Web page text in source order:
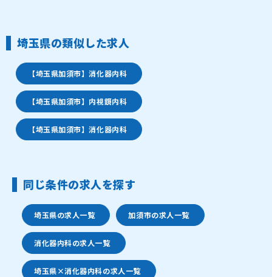
埼玉県の類似した求人
【埼玉県加須市】消化器内科
【埼玉県加須市】内視鏡内科
【埼玉県加須市】消化器内科
同じ条件の求人を探す
埼玉県の求人一覧 加須市の求人一覧
消化器内科の求人一覧
埼玉県×消化器内科の求人一覧